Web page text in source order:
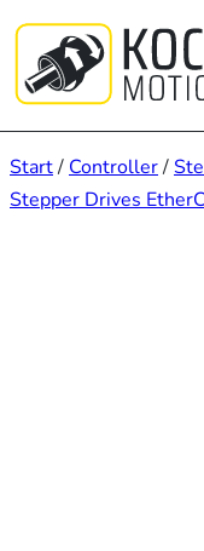
Inhalt
springen
Start/ Controller/
Stepper Drives